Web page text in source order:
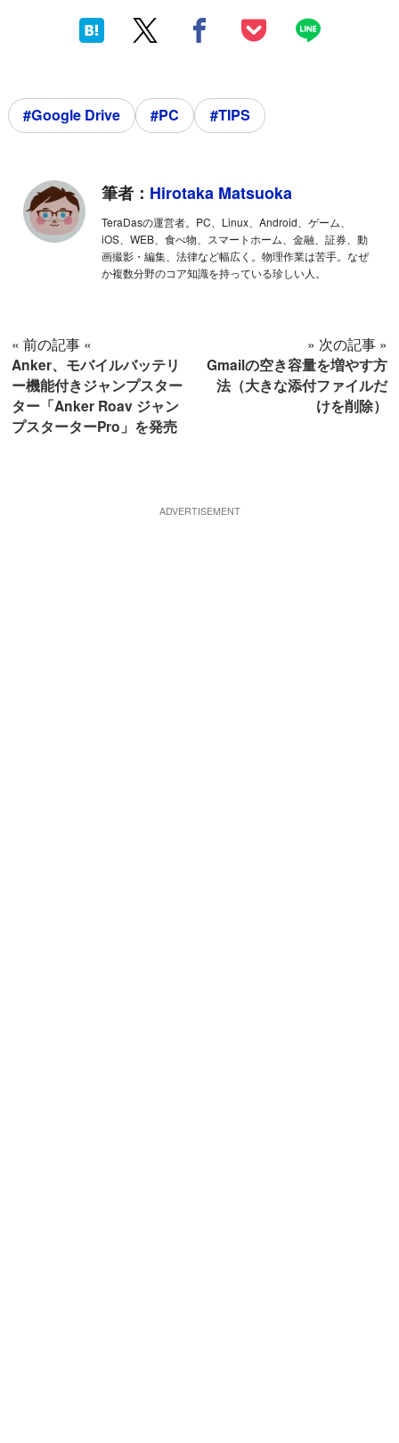
#Google Drive #PC #TIPS
筆者： Hirotaka Matsuoka
TeraDasの運営者。PC、Linux、Android、ゲーム、
iOS、WEB、食べ物、スマートホーム、金融、証券、動
画撮影・編集、法律など幅広く。物理作業は苦手。なぜ
か複数分野のコア知識を持っている珍しい人。
« 前の記事 «
Anker、モバイルバッテリ
ー機能付きジャンプスター
ター「Anker Roav ジャン
プスターターPro」を発売
» 次の記事 »
Gmailの空き容量を増やす方
法（大きな添付ファイルだ
けを削除）